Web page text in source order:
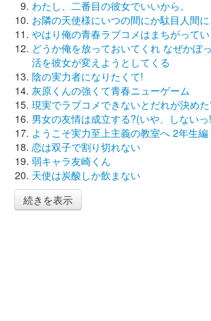
わたし、二番目の彼女でいいから。
お隣の天使様にいつの間にか駄目人間
やはり俺の青春ラブコメはまちがって
どうか俺を放っておいてくれ なぜかぼ
活を彼女が変えようとしてくる
陰の実力者になりたくて!
灰原くんの強くて青春ニューゲーム
現実でラブコメできないとだれが決め
男女の友情は成立する?(いや、しないっ
ようこそ実力至上主義の教室へ 2年生編
恋は双子で割り切れない
弱キャラ友崎くん
天使は炭酸しか飲まない
続きを表示